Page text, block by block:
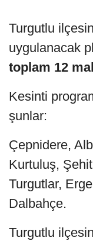
Turgutlu
uygulanacak
toplam 12
Kesinti
şunlar:
Çepnidere,
Kurtuluş,
Turgutlar,
Dalbahçe.
Turgutlu